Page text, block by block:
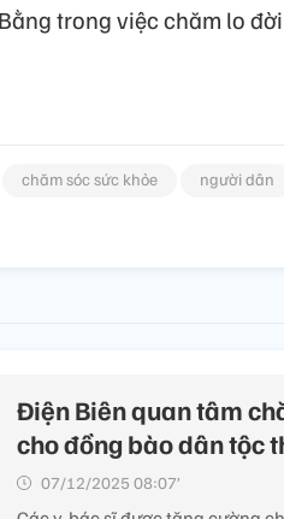
trong việc chăm lo
chăm sóc sức khỏe người dân
Điện Biên quan tâm
cho đồng bào dân tộc
07/12/2025 08:07’